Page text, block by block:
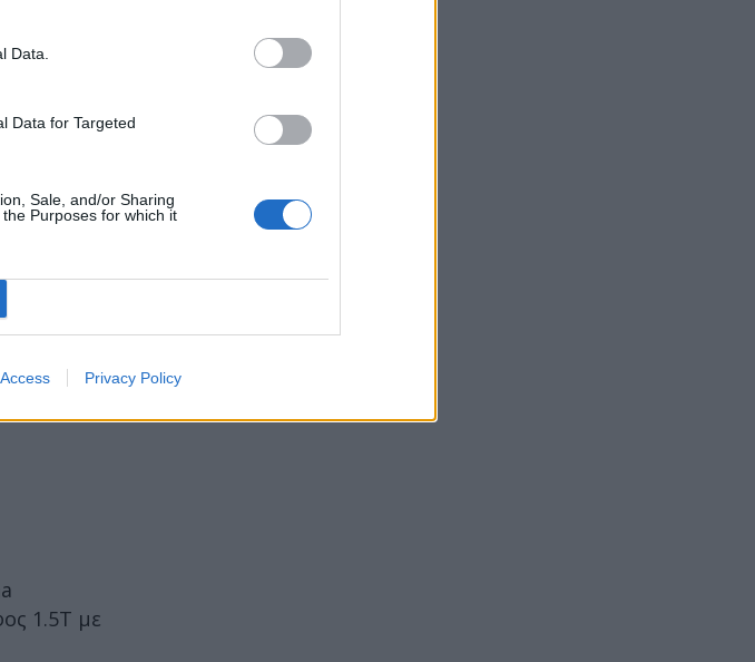
Data.
Data for Targeted
Sale, and/or Sharing
Purposes for which it
Privacy Policy
1.5T με